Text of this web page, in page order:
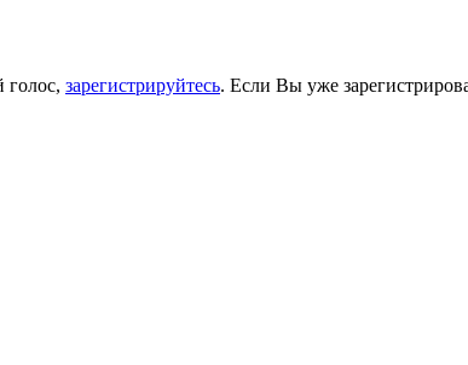
голос, зарегистрируйтесь. Если Вы уже